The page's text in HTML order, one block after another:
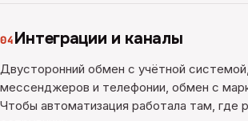
04Интеграции и каналы
Двусторонний обмен с учётной
мессенджеров и телефонии, обмен с
Чтобы автоматизация работала там, где